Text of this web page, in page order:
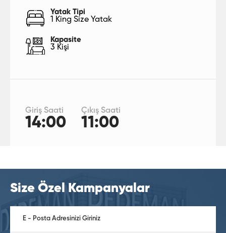
Yatak Tipi
1 King Size Yatak
Kapasite
3 Kişi
Giriş Saati
14:00
Çıkış Saati
11:00
Size Özel Kampanyalar